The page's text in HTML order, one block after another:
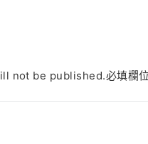
not be published.必填欄